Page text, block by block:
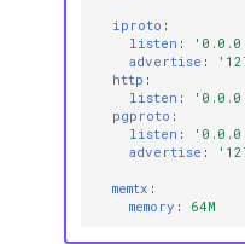
iproto :
listen :
advertise :
http :
listen :
pgproto :
listen :
advertise :
memtx :
memory : 64M